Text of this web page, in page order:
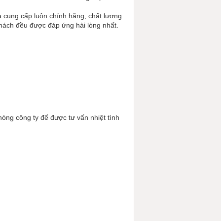
cung cấp luôn chính hãng, chất lượng
đều được đáp ứng hài lòng nhất.
công ty để được tư vấn nhiệt tình